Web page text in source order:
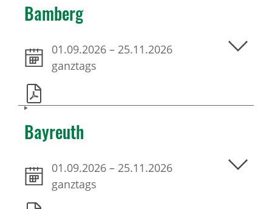
Bamberg
01.09.2026 – 25.11.2026
ganztags
Bayreuth
01.09.2026 – 25.11.2026
ganztags